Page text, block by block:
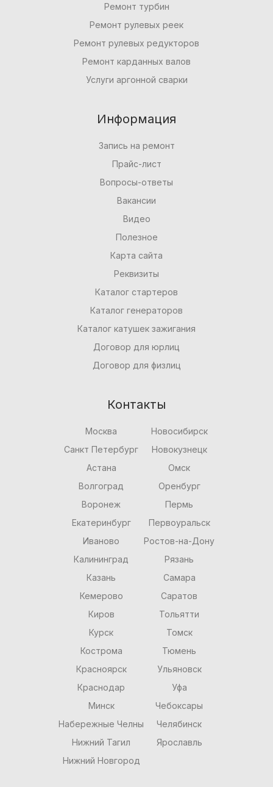
Ремонт турбин
Ремонт рулевых реек
Ремонт рулевых редукторов
Ремонт карданных валов
Услуги аргонной сварки
Информация
Запись на ремонт
Прайс-лист
Вопросы-ответы
Вакансии
Видео
Полезное
Карта сайта
Реквизиты
Каталог стартеров
Каталог генераторов
Каталог катушек зажигания
Договор для юрлиц
Договор для физлиц
Контакты
Москва
Санкт Петербург
Астана
Волгоград
Воронеж
Екатеринбург
Иваново
Калининград
Казань
Кемерово
Киров
Курск
Кострома
Красноярск
Краснодар
Минск
Набережные Челны
Нижний Тагил
Нижний Новгород
Новосибирск
Новокузнецк
Омск
Оренбург
Пермь
Первоуральск
Ростов-на-Дону
Рязань
Самара
Саратов
Тольятти
Томск
Тюмень
Ульяновск
Уфа
Чебоксары
Челябинск
Ярославль